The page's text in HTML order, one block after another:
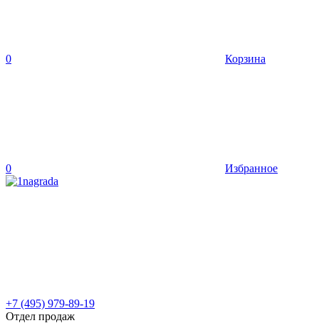
0 Корзина
0 Избранное
+7 (495) 979-89-19
Отдел продаж